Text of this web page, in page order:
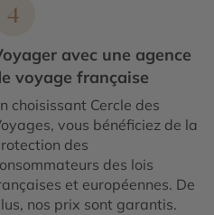
4
avec une agence
voyage française
choisissant Cercle des
vous bénéficiez de la
des
des lois
et européennes. De
nos prix sont garantis.